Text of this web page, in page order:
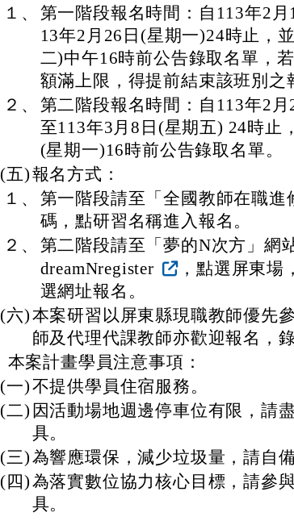
１、
第一階段報名時間：自113年2
13年2月26日(星期一)24時止，
二)中午16時前公告錄取名單，
額滿上限，得提前結束該班別之
２、
第二階段報名時間：自113年2
至113年3月8日(星期五) 24時止
(星期一)16時前公告錄取名單。
(五)報名方式：
１、
第一階段請至「全國教師在職進
碼，點研習名稱進入報名。
２、
第二階段請至「夢的N次方」網
dreamNregister
，點選屏東
選網址報名。
(六)本案研習以屏東縣現職教師優先
師及代理代課教師亦歡迎報名，
本案計畫學員注意事項：
(一)不提供學員住宿服務。
(二) 因活動場地週邊停車位有限，請
具。
(三)為響應環保，減少垃圾量，請自
(四)為落實數位協力核心目標，請參
具。